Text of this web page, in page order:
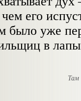
его
было уже
в